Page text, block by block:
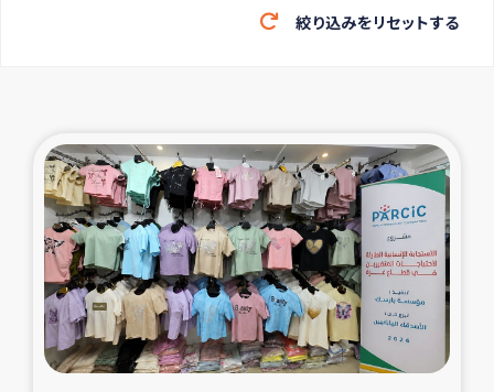
緊急救援の時代
東ティモール豪雨緊急支援
大雨による洪水被災者支援
カカオ生産者支援事業
シリア国内避難民・帰還民の生活再建支援
トルコにおけるシリア難民支援事業
絞り込みをリセットする